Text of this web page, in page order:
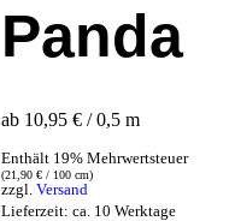
Panda
ab 10,95 € / 0,5 m
Enthält 19% Mehrwertsteuer
(21,90 € / 100 cm)
zzgl. Versand
Lieferzeit: ca. 10 Werktage